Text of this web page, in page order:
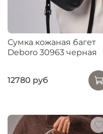
Сумка кожаная багет
Deboro 30963 черная
12780 руб